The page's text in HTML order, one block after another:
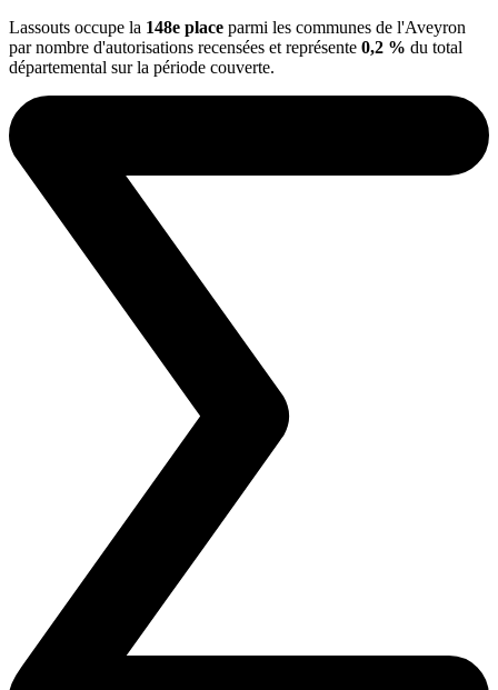
Lassouts occupe la 148e place parmi les communes de l'Aveyron
par nombre d'autorisations recensées et représente 0,2 % du total
départemental sur la période couverte.